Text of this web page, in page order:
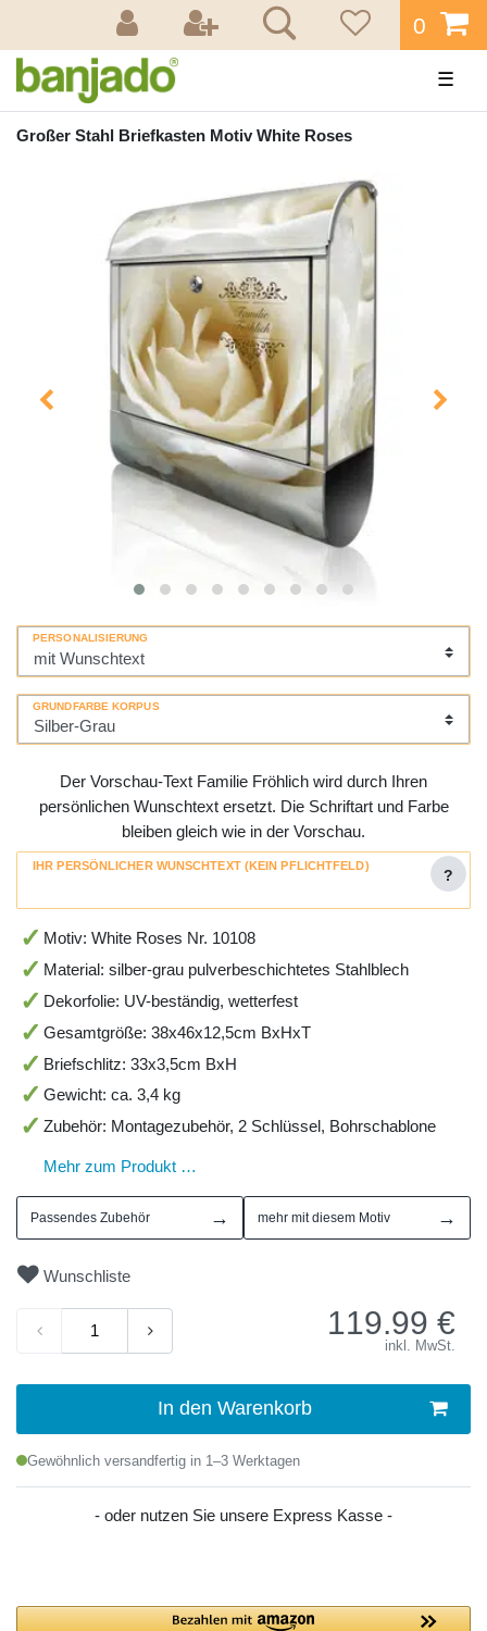
0
☰
Großer Stahl Briefkasten Motiv White Roses
PERSONALISIERUNG
GRUNDFARBE KORPUS
Der Vorschau-Text Familie Fröhlich wird durch Ihren
persönlichen Wunschtext ersetzt. Die Schriftart und Farbe
bleiben gleich wie in der Vorschau.
IHR PERSÖNLICHER WUNSCHTEXT (KEIN PFLICHTFELD)
?
Motiv: White Roses Nr. 10108
Material: silber-grau pulverbeschichtetes Stahlblech
Dekorfolie: UV-beständig, wetterfest
Gesamtgröße: 38x46x12,5cm BxHxT
Briefschlitz: 33x3,5cm BxH
Gewicht: ca. 3,4 kg
Zubehör: Montagezubehör, 2 Schlüssel, Bohrschablone
Mehr zum Produkt …
Passendes Zubehör → mehr mit diesem Motiv →
Wunschliste
119.99 €
inkl. MwSt.
In den Warenkorb
Gewöhnlich versandfertig in 1–3 Werktagen
- oder nutzen Sie unsere Express Kasse -